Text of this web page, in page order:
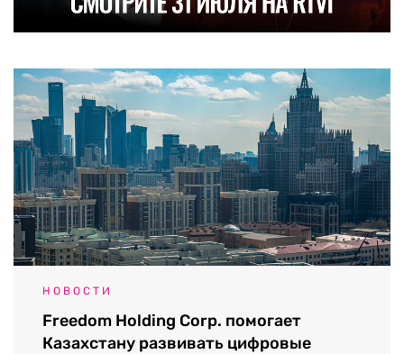
НОВОСТИ
Freedom Holding Corp. помогает
Казахстану развивать цифровые